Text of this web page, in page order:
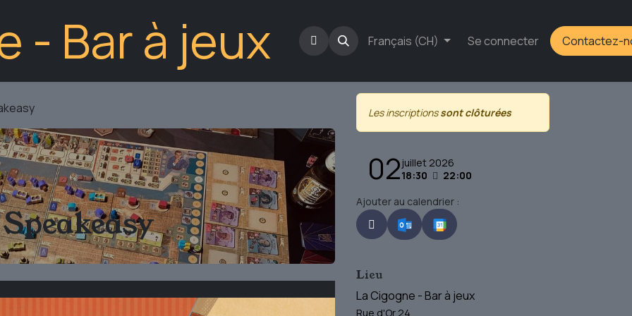
Le Bar L'association Événements Shop
Français (CH) Se connecter Contactez-
Les inscriptionssont clôturées
02 juillet 2026
18:30
22:00
Ajouter au calendrier :
Lieu
La Cigogne - Bar à jeux
Rue d'Or 24